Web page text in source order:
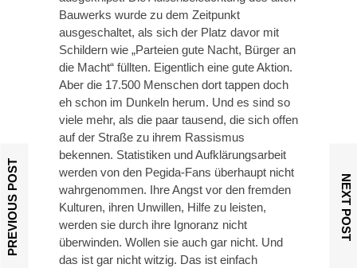
Bauwerks wurde zu dem Zeitpunkt
ausgeschaltet, als sich der Platz davor mit
Schildern wie „Parteien gute Nacht, Bürger an
die Macht“ füllten. Eigentlich eine gute Aktion.
Aber die 17.500 Menschen dort tappen doch
eh schon im Dunkeln herum. Und es sind so
viele mehr, als die paar tausend, die sich offen
auf der Straße zu ihrem Rassismus
bekennen. Statistiken und Aufklärungsarbeit
werden von den Pegida-Fans überhaupt nicht
wahrgenommen. Ihre Angst vor den fremden
Kulturen, ihren Unwillen, Hilfe zu leisten,
werden sie durch ihre Ignoranz nicht
überwinden. Wollen sie auch gar nicht. Und
das ist gar nicht witzig. Das ist einfach
PREVIOUS POST NEXT POST